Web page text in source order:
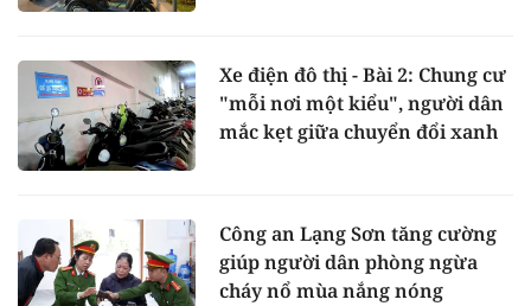
Xe điện đô thị - Bài 2: Chung cư
"mỗi nơi một kiểu", người dân
mắc kẹt giữa chuyển đổi xanh
Công an Lạng Sơn tăng cường
giúp người dân phòng ngừa
cháy nổ mùa nắng nóng